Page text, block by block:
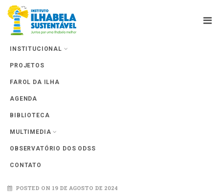
INSTITUCIONAL
PROJETOS
FAROL DA ILHA
AGENDA
BIBLIOTECA
MULTIMEDIA
OBSERVATÓRIO DOS ODSS
CONTATO
IDEB 2024
POSTED ON 19 DE AGOSTO DE 2024